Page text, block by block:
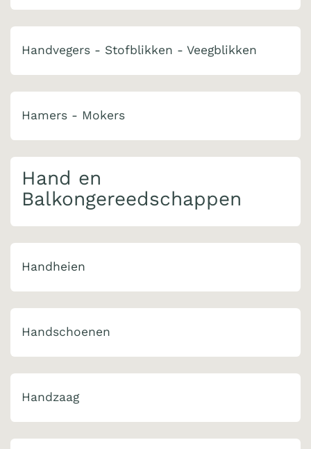
Handvegers - Stofblikken - Veegblikken
Hamers - Mokers
Hand en
Balkongereedschappen
Handheien
Handschoenen
Handzaag